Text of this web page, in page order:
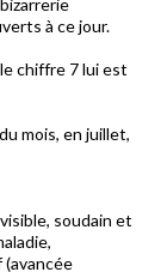
à ce jour.
chiffre 7 lui est
mois, en juillet,
soudain et